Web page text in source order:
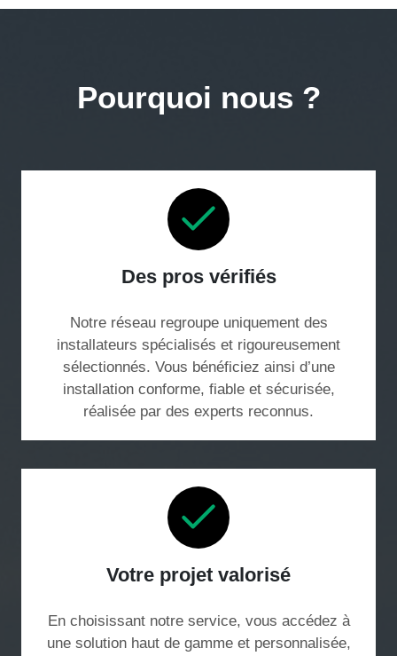
Pourquoi nous ?
Des pros vérifiés
Notre réseau regroupe uniquement des
installateurs spécialisés et rigoureusement
sélectionnés. Vous bénéficiez ainsi d’une
installation conforme, fiable et sécurisée,
réalisée par des experts reconnus.
Votre projet valorisé
En choisissant notre service, vous accédez à
une solution haut de gamme et personnalisée,